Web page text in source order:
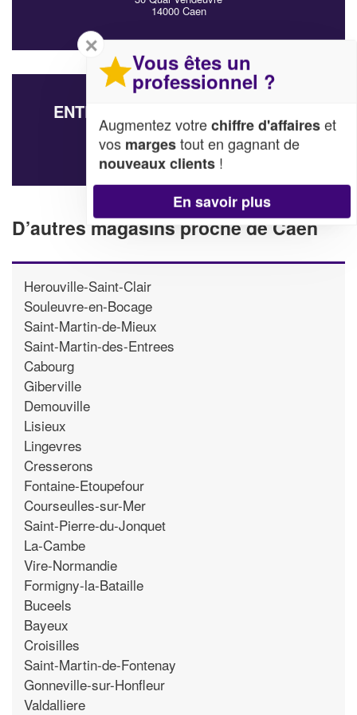
14000 Caen
ENTREPRISE ABP AUDIO (SARL)
27 Rue Du Marais
14000 Caen
D’autres magasins proche de Caen
Herouville-Saint-Clair
Souleuvre-en-Bocage
Saint-Martin-de-Mieux
Saint-Martin-des-Entrees
Cabourg
Giberville
Demouville
Lisieux
Lingevres
Cresserons
Fontaine-Etoupefour
Courseulles-sur-Mer
Saint-Pierre-du-Jonquet
La-Cambe
Vire-Normandie
Formigny-la-Bataille
Buceels
Bayeux
Croisilles
Saint-Martin-de-Fontenay
Gonneville-sur-Honfleur
Valdalliere
✕
Vous êtes un
professionnel ?
Augmentez votrechiffre d'affaireset
vos margestout en gagnant de
nouveaux clients !
En savoir plus